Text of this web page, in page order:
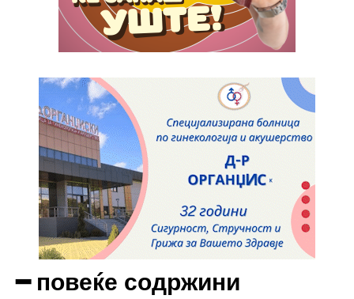
Nullam eu erat condimentum
Donec quis est ac felis
Orci varius natoque dolor
Yearly pricing Monthly pricing
━ повеќе содржини